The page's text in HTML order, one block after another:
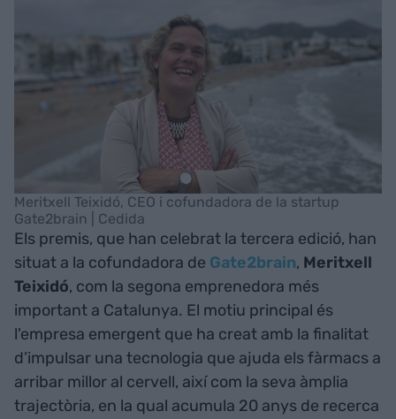
Meritxell Teixidó, CEO i cofundadora de la startup
Gate2brain | Cedida
Els premis, que han celebrat la tercera edició, han
situat a la cofundadora de Gate2brain, Meritxell
Teixidó, com la segona emprenedora més
important a Catalunya. El motiu principal és
l'empresa emergent que ha creat amb la finalitat
d’impulsar una tecnologia que ajuda els fàrmacs a
arribar millor al cervell, així com la seva àmplia
trajectòria, en la qual acumula 20 anys de recerca